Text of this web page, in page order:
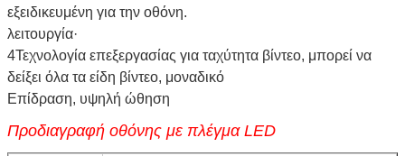
εξειδικευμένη για την οθόνη.
λειτουργία·
4Τεχνολογία επεξεργασίας για ταχύτητα βίντεο, μπορεί να
δείξει όλα τα είδη βίντεο, μοναδικό
Επίδραση, υψηλή ώθηση
Προδιαγραφή οθόνης με πλέγμα LED